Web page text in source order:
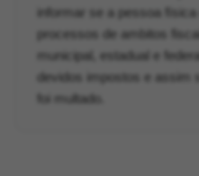
informar se a pessoa
processos de ambitos
municipal, estadual e
devidos impostos e assim
foi multado.